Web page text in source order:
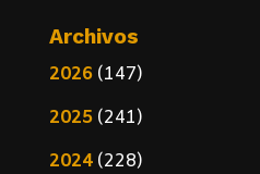
Archivos
2026(147)
2025(241)
2024(228)